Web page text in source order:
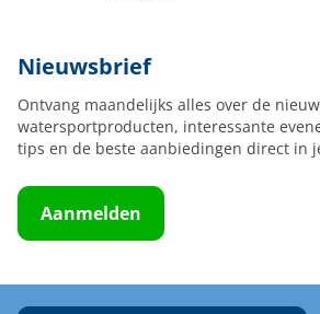
Nieuwsbrief
Ontvang maandelijks alles over de
watersportproducten, interessante
tips en de beste aanbiedingen direct in
Aanmelden